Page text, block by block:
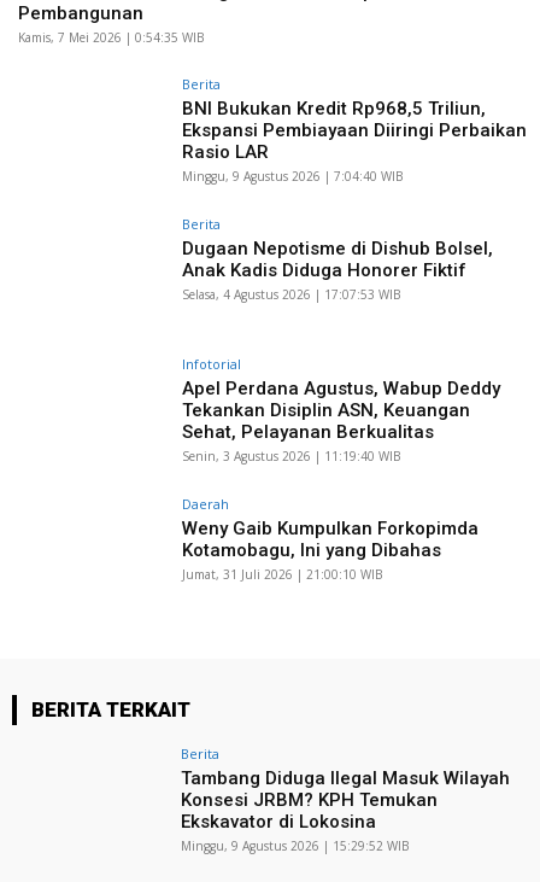
Pembangunan
Kamis, 7 Mei 2026 | 0:54:35 WIB
Berita
BNI Bukukan Kredit Rp968,5 Triliun,
Ekspansi Pembiayaan Diiringi Perbaikan
Rasio LAR
Minggu, 9 Agustus 2026 | 7:04:40 WIB
Berita
Dugaan Nepotisme di Dishub Bolsel,
Anak Kadis Diduga Honorer Fiktif
Selasa, 4 Agustus 2026 | 17:07:53 WIB
Infotorial
Apel Perdana Agustus, Wabup Deddy
Tekankan Disiplin ASN, Keuangan
Sehat, Pelayanan Berkualitas
Senin, 3 Agustus 2026 | 11:19:40 WIB
Daerah
Weny Gaib Kumpulkan Forkopimda
Kotamobagu, Ini yang Dibahas
Jumat, 31 Juli 2026 | 21:00:10 WIB
BERITA TERKAIT
Berita
Tambang Diduga Ilegal Masuk Wilayah
Konsesi JRBM? KPH Temukan
Ekskavator di Lokosina
Minggu, 9 Agustus 2026 | 15:29:52 WIB